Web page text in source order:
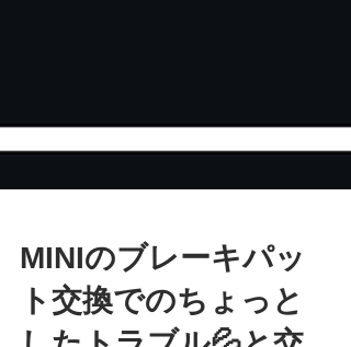
MINIのブレーキパッ